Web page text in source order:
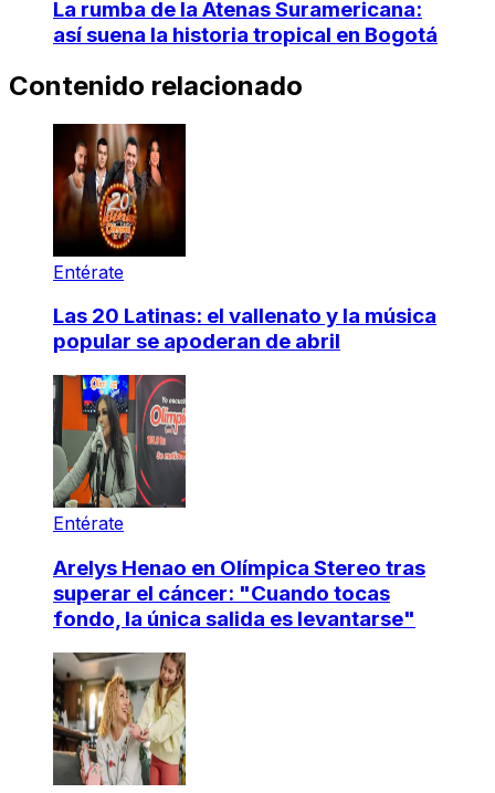
La rumba de la Atenas Suramericana:
así suena la historia tropical en Bogotá
Contenido relacionado
Entérate
Las 20 Latinas: el vallenato y la música
popular se apoderan de abril
Entérate
Arelys Henao en Olímpica Stereo tras
superar el cáncer: "Cuando tocas
fondo, la única salida es levantarse"